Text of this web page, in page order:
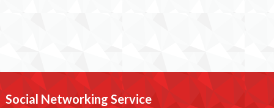
Social Networking Service